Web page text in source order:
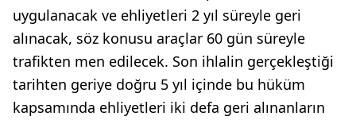
uygulanacak ve ehliyetleri 2 yıl süreyle geri
alınacak, söz konusu araçlar 60 gün süreyle
trafikten men edilecek. Son ihlalin gerçekleştiği
tarihten geriye doğru 5 yıl içinde bu hüküm
kapsamında ehliyetleri iki defa geri alınanların